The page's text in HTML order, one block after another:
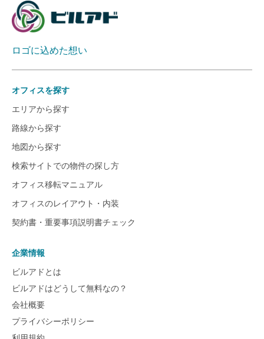
ロゴに込めた想い
オフィスを探す
エリアから探す
路線から探す
地図から探す
検索サイトでの物件の探し方
オフィス移転マニュアル
オフィスのレイアウト・内装
契約書・重要事項説明書チェック
企業情報
ビルアドとは
ビルアドはどうして無料なの？
会社概要
プライバシーポリシー